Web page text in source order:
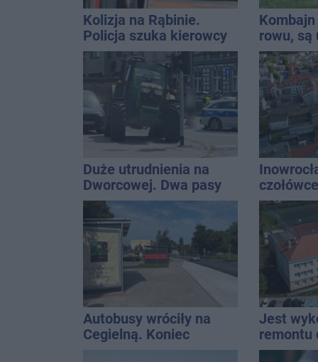
Kolizja na Rąbinie.
Policja szuka kierowcy
Golfa
Kombajn
rowu, są
Duże utrudnienia na
Dworcowej. Dwa pasy
blokowała przyczepa od
ciągnika
analizy
miasto
na upały
Autobusy wróciły na
Cegielną. Koniec
Jest
remontu